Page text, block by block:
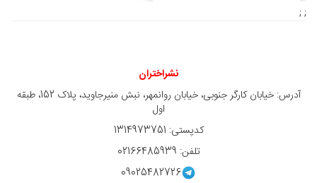
; ;
نشراختران
آدرس: خیابان کارگر جنوبی، خیابان روانمهر، نبش منیرجاوید، پلاک 152، طبقه
اول
کدپستی: 1314973751
تلفن: 02166485939
09025482726